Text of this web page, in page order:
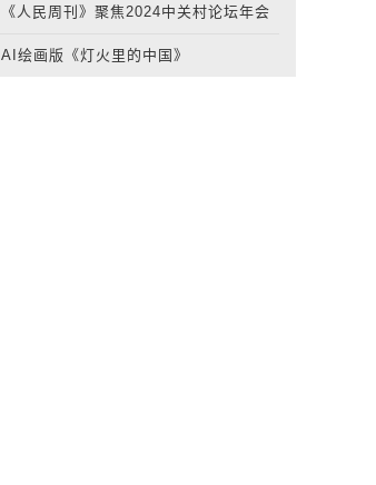
《人民周刊》聚焦2024中关村论坛年会
AI绘画版《灯火里的中国》